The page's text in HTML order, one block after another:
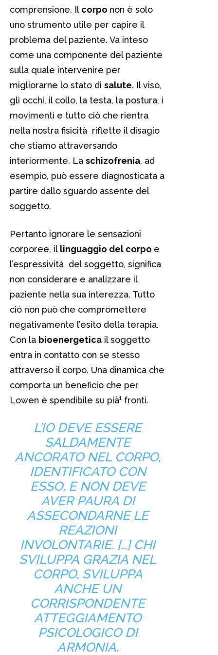
comprensione. Il corpo non è solo
uno strumento utile per capire il
problema del paziente. Va inteso
come una componente del paziente
sulla quale intervenire per
migliorarne lo stato di salute. Il viso,
gli occhi, il collo, la testa, la postura, i
movimenti e tutto ciò che rientra
nella nostra fisicità riflette il disagio
che stiamo attraversando
interiormente. La schizofrenia, ad
esempio, può essere diagnosticata a
partire dallo sguardo assente del
soggetto.
Pertanto ignorare le sensazioni
corporee, il linguaggio del corpo e
l’espressività del soggetto, significa
non considerare e analizzare il
paziente nella sua interezza. Tutto
ciò non può che compromettere
negativamente l’esito della terapia.
Con la bioenergetica il soggetto
entra in contatto con se stesso
attraverso il corpo. Una dinamica che
comporta un beneficio che per
Lowen è spendibile su pià¹ fronti.
L’IO DEVE ESSERE
SALDAMENTE
ANCORATO NEL CORPO,
IDENTIFICATO CON
ESSO, E NON DEVE
AVER PAURA DI
ASSECONDARNE LE
REAZIONI
INVOLONTARIE. […] CHI
SVILUPPA GRAZIA NEL
CORPO, SVILUPPA
ANCHE UN
CORRISPONDENTE
ATTEGGIAMENTO
PSICOLOGICO DI
ARMONIA.